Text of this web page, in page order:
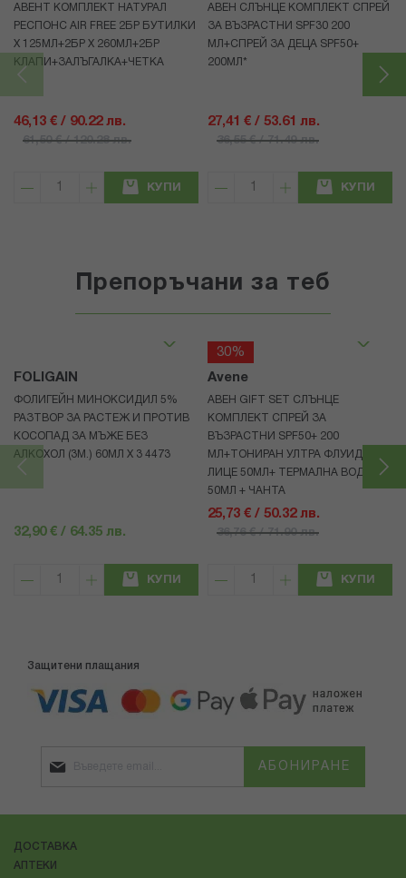
АВЕНТ КОМПЛЕКТ НАТУРАЛ
РЕСПОНС AIR FREE 2БР БУТИЛКИ
Х 125МЛ+2БР Х 260МЛ+2БР
КЛАПИ+ЗАЛЪГАЛКА+ЧЕТКА
46,13 € / 90.22 лв.
61,50 € / 120.28 лв.
КУПИ
АВЕН СЛЪНЦЕ КОМПЛЕКТ СПРЕЙ
ЗА ВЪЗРАСТНИ SPF30 200
МЛ+СПРЕЙ ЗА ДЕЦА SPF50+
200МЛ*
27,41 € / 53.61 лв.
36,55 € / 71.49 лв.
КУПИ
Препоръчани за теб
FOLIGAIN
ФОЛИГЕЙН МИНОКСИДИЛ 5%
РАЗТВОР ЗА РАСТЕЖ И ПРОТИВ
КОСОПАД ЗА МЪЖЕ БЕЗ
АЛКОХОЛ (3М.) 60МЛ X 3 4473
32,90 € / 64.35 лв.
КУПИ
30%
Avene
АВЕН GIFT SET СЛЪНЦЕ
КОМПЛЕКТ СПРЕЙ ЗА
ВЪЗРАСТНИ SPF50+ 200
МЛ+ТОНИРАН УЛТРА ФЛУИД ЗА
ЛИЦЕ 50МЛ+ ТЕРМАЛНА ВОДА
50МЛ + ЧАНТА
25,73 € / 50.32 лв.
36,76 € / 71.90 лв.
КУПИ
Защитени плащания
АБОНИРАНЕ
ДОСТАВКА
АПТЕКИ